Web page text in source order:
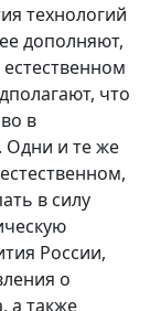
технологий
дополняют,
что
в
Одни и те же
в силу
России,
о
а также